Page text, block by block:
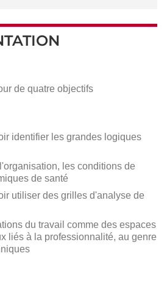
de quatre objectifs
identifier les grandes logiques
les conditions de
de santé
utiliser des grilles d'analyse de
du travail comme des espaces
liés à la professionnalité, au genre